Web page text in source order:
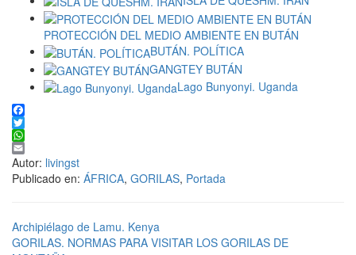
PROTECCIÓN DEL MEDIO AMBIENTE EN BUTÁN
BUTÁN. POLÍTICA
GANGTEY BUTÁN
Lago Bunyonyi. Uganda
Facebook
Twitter
WhatsApp
Email
Autor: livingst
Publicado en: ÁFRICA, GORILAS, Portada
Archipiélago de Lamu. Kenya
GORILAS. NORMAS PARA VISITAR LOS GORILAS DE